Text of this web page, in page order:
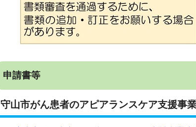
申請書等
守山市がん患者のアピアランスケア支援事